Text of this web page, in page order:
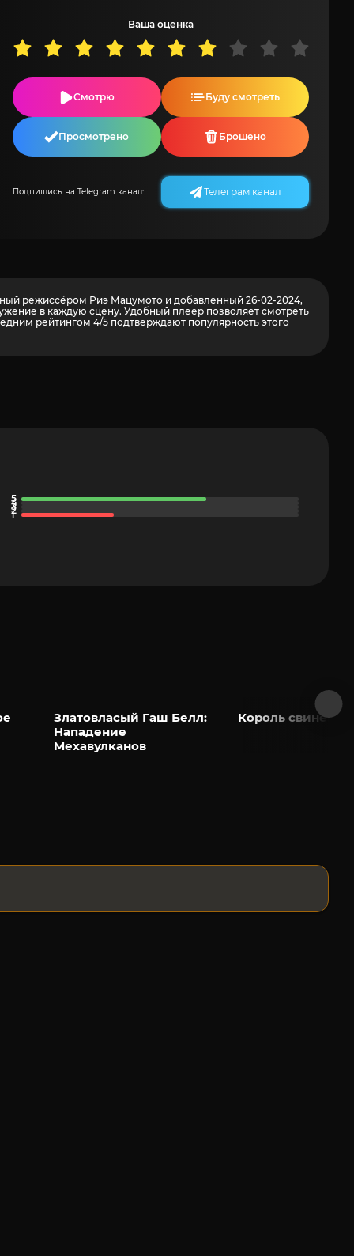
Ваша оценка
Смотрю Буду смотреть
Просмотрено Брошено
Подпишись на Telegram канал: Телеграм канал
режиссёром Риэ Мацумото и добавленный 26-02-2024,
в каждую сцену. Удобный плеер позволяет смотреть
рейтингом 4/5 подтверждают популярность этого
Златовласый Гаш Белл:
Нападение
Мехавулканов
Король свиней